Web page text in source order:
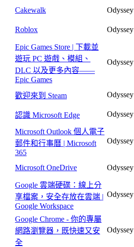
Cakewalk Odyssey
Roblox
Odyssey
Epic Games Store | 下載並
遊玩 PC 遊戲、模組、
DLC 以及更多內容——
Epic Games
Odyssey
歡迎來到 Steam Odyssey
認識 Microsoft Edge
Odyssey
Microsoft Outlook 個人電子
郵件和行事曆 | Microsoft
365
Odyssey
Microsoft OneDrive Odyssey
Google 雲端硬碟：線上分
享檔案，安全存放在雲端 |
Google Workspace
Odyssey
Google Chrome - 你的專屬
網路瀏覽器，既快速又安
全
Odyssey